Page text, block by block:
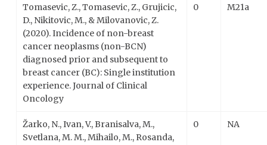
Tomasevic, Z., Tomasevic, Z., Grujicic,
D., Nikitovic, M., & Milovanovic, Z.
(2020). Incidence of non-breast
cancer neoplasms (non-BCN)
diagnosed prior and subsequent to
breast cancer (BC): Single institution
experience. Journal of Clinical
Oncology
0 M21a
Žarko, N., Ivan, V., Branisalva, M.,
Svetlana, M. M., Mihailo, M., Rosanda,
0 NA